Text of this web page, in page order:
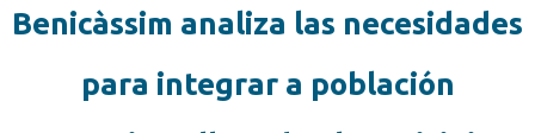
Benicàssim analiza las necesidades
para integrar a población